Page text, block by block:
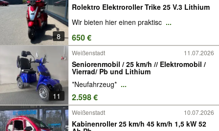
8
Rolektro Elektroroller Trike 25 V.3 Lithium
Wir bieten hier einen praktisc ...
650 €
11
Weißenstadt 11.07.2026
Seniorenmobil / 25 km/h // Elektromobil /
Vierrad/ Pb und Lithium
*Neufahrzeug* ...
2.598 €
Weißenstadt 10.07.2026
Kabinenroller 25 km/h 45 km/h 1,5 kW 52